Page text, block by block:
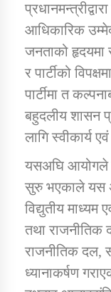
तातोपानी गाउँपालिकाको
आधिकारिक
जनताको हृदयमा
र पार्टीको
पार्टीमा त
बहुदलीय शासन
लागि स्वीकार्य
यसअघि आयोगले
सुरु भएकाले यस
विद्युतीय माध्यम
तथा राजनीतिक
राजनीतिक दल,
ध्यानाकर्षण